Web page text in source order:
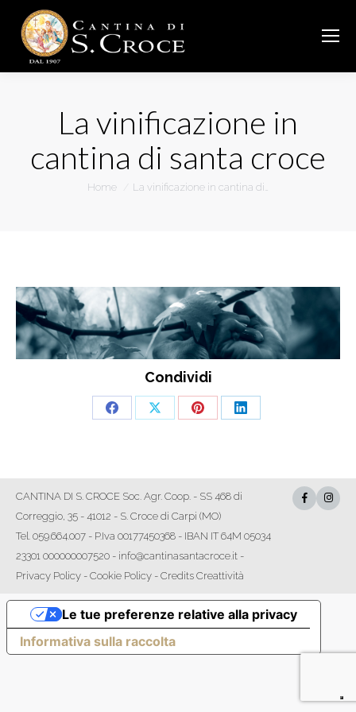
La vinificazione in
cantina di santa croce
You are here:
Home La vinificazione in cantina di…
Condividi
Share
Share
Share
Share
CANTINA DI S. CROCE Soc. Agr. Coop. - SS 468 di
Correggio, 35 - 41012 - S. Croce di Carpi (MO)
Tel. 059.664.007 - P.Iva 00177450368 - IBAN IT 64M 05034
23301 000000007520 - info@cantinasantacroce.it -
Privacy Policy - Cookie Policy - Credits Creattività
Informativa sulla raccolta
Le tue preferenze relative alla privacy